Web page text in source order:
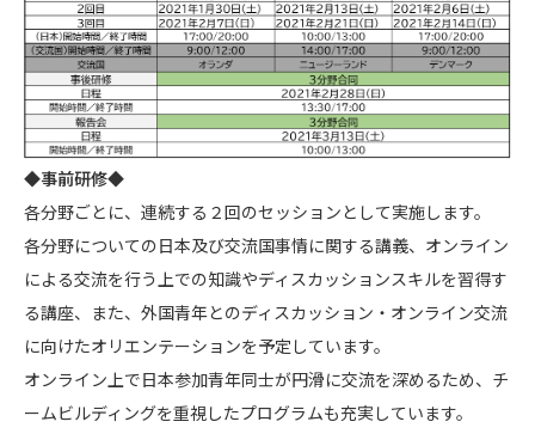
◆事前研修◆
各分野ごとに、連続する２回のセッションとして実施します。
各分野についての日本及び交流国事情に関する講義、オンライン
による交流を行う上での知識やディスカッションスキルを習得す
る講座、また、外国青年とのディスカッション・オンライン交流
に向けたオリエンテーションを予定しています。
オンライン上で日本参加青年同士が円滑に交流を深めるため、チ
ームビルディングを重視したプログラムも充実しています。